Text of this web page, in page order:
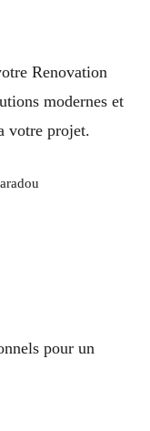
Renovation
modernes et
votre projet.
pour un